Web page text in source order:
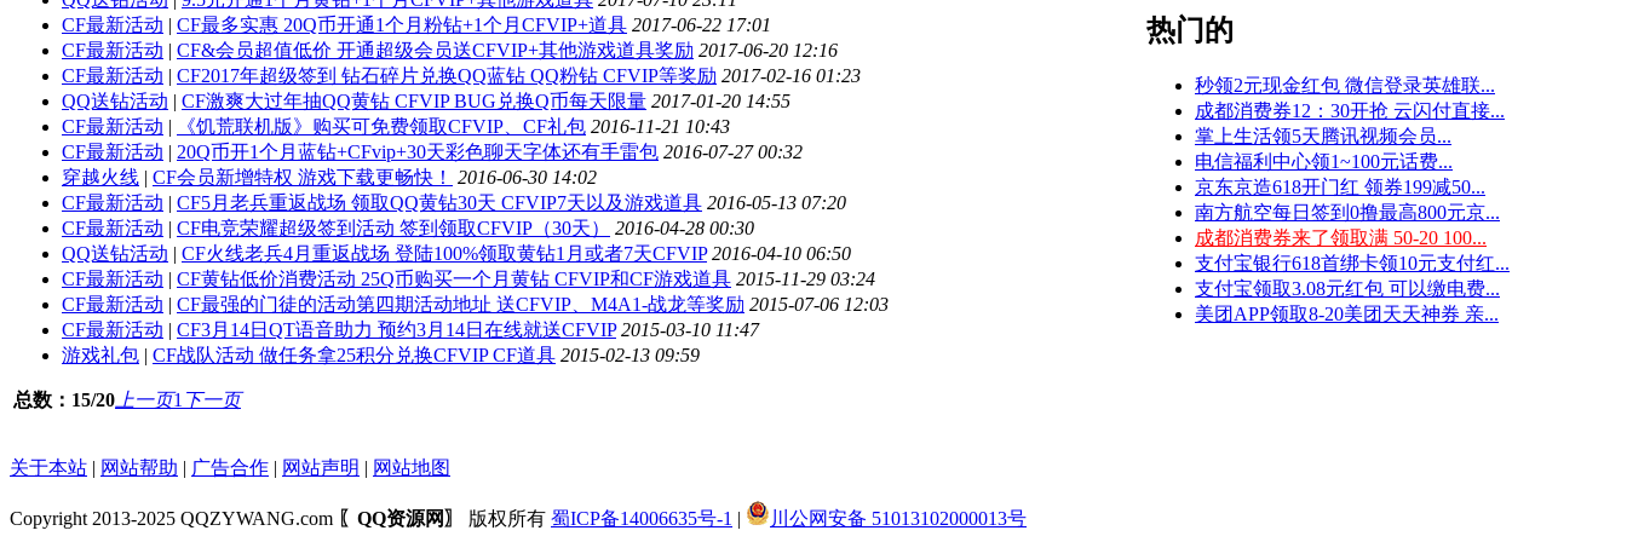
CF最新活动 | CF最多实惠 20Q币开通1个月粉钻+1个月CFVIP+道具 2017-06-22 17:01
CF最新活动 | CF&会员超值低价 开通超级会员送CFVIP+其他游戏道具奖励 2017-06-20 12:16
CF最新活动 | CF2017年超级签到 钻石碎片兑换QQ蓝钻 QQ粉钻 CFVIP等奖励 2017-02-16 01:23
QQ送钻活动 | CF激爽大过年抽QQ黄钻 CFVIP BUG兑换Q币每天限量 2017-01-20 14:55
CF最新活动 | 《饥荒联机版》购买可免费领取CFVIP、CF礼包 2016-11-21 10:43
CF最新活动 | 20Q币开1个月蓝钻+CFvip+30天彩色聊天字体还有手雷包 2016-07-27 00:32
穿越火线 | CF会员新增特权 游戏下载更畅快！
2016-06-30 14:02
CF最新活动 | CF5月老兵重返战场 领取QQ黄钻30天 CFVIP7天以及游戏道具 2016-05-13 07:20
CF最新活动 | CF电竞荣耀超级签到活动 签到领取CFVIP（30天）
2016-04-28 00:30
QQ送钻活动 | CF火线老兵4月重返战场 登陆100%领取黄钻1月或者7天CFVIP 2016-04-10 06:50
CF最新活动 | CF黄钻低价消费活动 25Q币购买一个月黄钻 CFVIP和CF游戏道具 2015-11-29 03:24
CF最新活动 | CF最强的门徒的活动第四期活动地址 送CFVIP、M4A1-战龙等奖励 2015-07-06 12:03
CF最新活动 | CF3月14日QT语音助力 预约3月14日在线就送CFVIP 2015-03-10 11:47
游戏礼包 | CF战队活动 做任务拿25积分兑换CFVIP CF道具 2015-02-13 09:59
总数：15/20 上一页1 下一页
热门的
秒领2元现金红包 微信登录英雄联...
成都消费券12：30开抢 云闪付直接...
掌上生活领5天腾讯视频会员...
电信福利中心领1~100元话费...
京东京造618开门红 领券199减50...
南方航空每日签到0撸最高800元京...
成都消费券来了领取满 50-20 100...
支付宝银行618首绑卡领10元支付红...
支付宝领取3.08元红包 可以缴电费...
美团APP领取8-20美团天天神券 亲...
关于本站 | 网站帮助 | 广告合作 | 网站声明 | 网站地图
Copyright 2013-2025 QQZYWANG.com 〖QQ资源网〗 版权所有 蜀ICP备14006635号-1 | 川公网安备 51013102000013号